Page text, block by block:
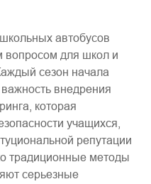
автобусов
вопросом для школ и
сезон начала
внедрения
которая
учащихся,
репутации
традиционные методы
серьезные